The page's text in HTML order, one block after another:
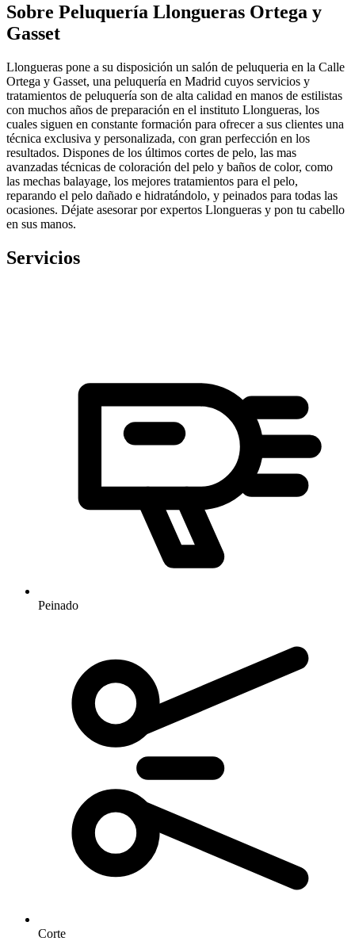
Sobre Peluquería Llongueras Ortega y
Gasset
Llongueras pone a su disposición un salón de peluqueria en la Calle
Ortega y Gasset, una peluquería en Madrid cuyos servicios y
tratamientos de peluquería son de alta calidad en manos de estilistas
con muchos años de preparación en el instituto Llongueras, los
cuales siguen en constante formación para ofrecer a sus clientes una
técnica exclusiva y personalizada, con gran perfección en los
resultados. Dispones de los últimos cortes de pelo, las mas
avanzadas técnicas de coloración del pelo y baños de color, como
las mechas balayage, los mejores tratamientos para el pelo,
reparando el pelo dañado e hidratándolo, y peinados para todas las
ocasiones. Déjate asesorar por expertos Llongueras y pon tu cabello
en sus manos.
Servicios
Peinado
Corte